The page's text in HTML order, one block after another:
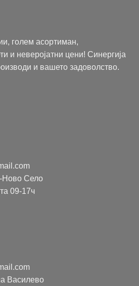
голем асортиман,
и неверојатни цени! Синергија
и вашето задоволство.
Ново Село
09-17ч
Василево